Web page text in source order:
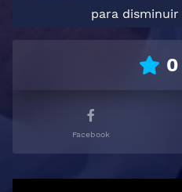
para
0
Facebook